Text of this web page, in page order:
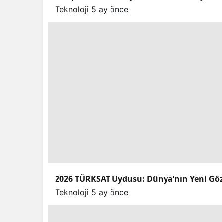
Teknoloji 5 ay önce
2026 TÜRKSAT Uydusu: Dünya’nın Yeni
Teknoloji 5 ay önce